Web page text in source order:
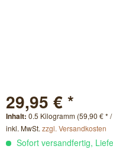
29,95 € *
Inhalt: 0.5 Kilogramm (59,90 € *
inkl. MwSt. zzgl. Versandkosten
Sofort versandfertig,